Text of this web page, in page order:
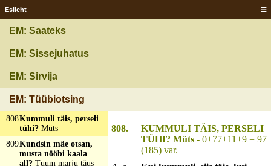
Esileht
EM: Saateks
EM: Sissejuhatus
EM: Sirvija
EM: Tüübiotsing
805Kummi nahk üle
lüüsi?
Nina tatige
põrand ja keeled, sada
sülda siledat,
jupikaupa juntlikast?
Langakera
808Kummuli täis, perseli
tühi? Müts
809Kundsin mäe otsan,
musta nööbi kaala
all? Tuum marju täus
808.
KUMMULI TÄIS, PERSELI
TÜHI? Müts - 0+77+11+9 = 97
(185) var.